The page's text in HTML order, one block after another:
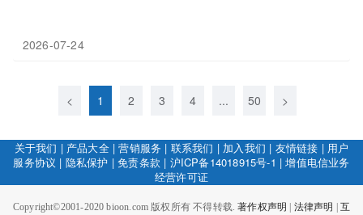
2026-07-24
< 1 2 3 4 ... 50 >
关于我们 | 产品大全|营销服务 | 联系我们 | 加入我们 | 友情链接 | 用户
服务协议 | 隐私保护 |免责条款 | 沪ICP备14018915号-1 |增值电信业务
经营许可证
Copyright©2001-2020 bioon.com 版权所有 不得转载.著作权声明 法律声明
互